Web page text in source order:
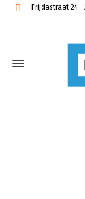
Frijdastraat 24 -